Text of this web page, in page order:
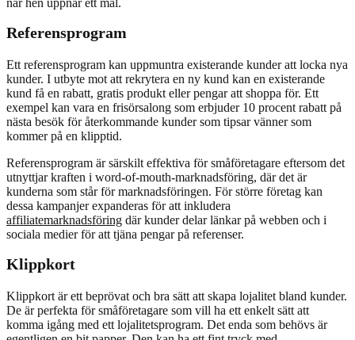
när hen uppnår ett mål.
Referensprogram
Ett referensprogram kan uppmuntra existerande kunder att locka nya
kunder. I utbyte mot att rekrytera en ny kund kan en existerande
kund få en rabatt, gratis produkt eller pengar att shoppa för. Ett
exempel kan vara en frisörsalong som erbjuder 10 procent rabatt på
nästa besök för återkommande kunder som tipsar vänner som
kommer på en klipptid.
Referensprogram är särskilt effektiva för småföretagare eftersom det
utnyttjar kraften i word-of-mouth-marknadsföring, där det är
kunderna som står för marknadsföringen. För större företag kan
dessa kampanjer expanderas för att inkludera
affiliatemarknadsföring där kunder delar länkar på webben och i
sociala medier för att tjäna pengar på referenser.
Klippkort
Klippkort är ett beprövat och bra sätt att skapa lojalitet bland kunder.
De är perfekta för småföretagare som vill ha ett enkelt sätt att
komma igång med ett lojalitetsprogram. Det enda som behövs är